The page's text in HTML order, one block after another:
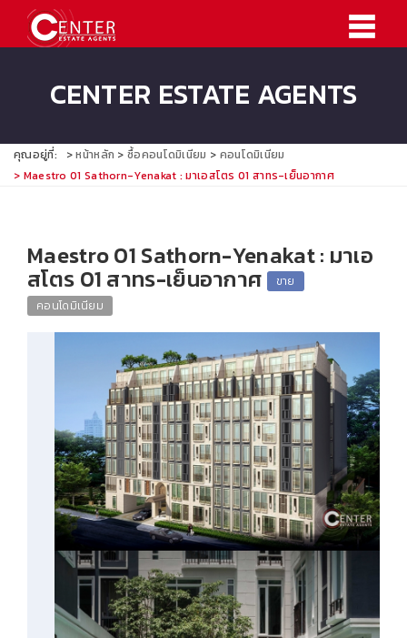
CENTER ESTATE AGENTS
คุณอยู่ที่: หน้าหลัก ซื้อคอนโดมิเนียม
คอนโดมิเนียม
Maestro 01 Sathorn-Yenakat : มาเอสโตร 01 สาทร-เย็นอากาศ
Maestro 01 Sathorn-Yenakat : มาเอ
สโตร 01 สาทร-เย็นอากาศ
ขาย
คอนโดมิเนียม